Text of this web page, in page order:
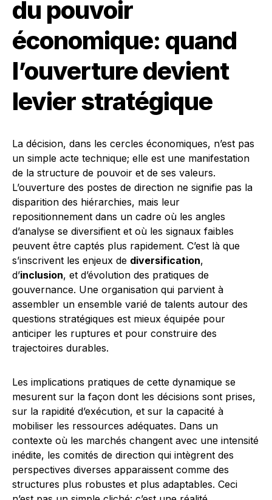
du pouvoir
économique: quand
l’ouverture devient
levier stratégique
La décision, dans les cercles économiques, n’est pas
un simple acte technique; elle est une manifestation
de la structure de pouvoir et de ses valeurs.
L’ouverture des postes de direction ne signifie pas la
disparition des hiérarchies, mais leur
repositionnement dans un cadre où les angles
d’analyse se diversifient et où les signaux faibles
peuvent être captés plus rapidement. C’est là que
s’inscrivent les enjeux de diversification,
d’inclusion, et d’évolution des pratiques de
gouvernance. Une organisation qui parvient à
assembler un ensemble varié de talents autour des
questions stratégiques est mieux équipée pour
anticiper les ruptures et pour construire des
trajectoires durables.
Les implications pratiques de cette dynamique se
mesurent sur la façon dont les décisions sont prises,
sur la rapidité d’exécution, et sur la capacité à
mobiliser les ressources adéquates. Dans un
contexte où les marchés changent avec une intensité
inédite, les comités de direction qui intègrent des
perspectives diverses apparaissent comme des
structures plus robustes et plus adaptables. Ceci